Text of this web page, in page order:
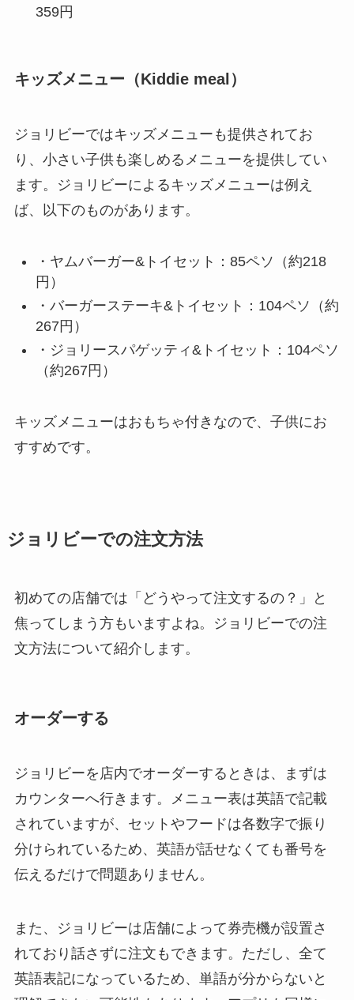
359円
キッズメニュー（Kiddie meal）
ジョリビーではキッズメニューも提供されてお
り、小さい子供も楽しめるメニューを提供してい
ます。ジョリビーによるキッズメニューは例え
ば、以下のものがあります。
・ヤムバーガー&トイセット：85ペソ（約218
円）
・バーガーステーキ&トイセット：104ペソ（約
267円）
・ジョリースパゲッティ&トイセット：104ペソ
（約267円）
キッズメニューはおもちゃ付きなので、子供にお
すすめです。
ジョリビーでの注文方法
初めての店舗では「どうやって注文するの？」と
焦ってしまう方もいますよね。ジョリビーでの注
文方法について紹介します。
オーダーする
ジョリビーを店内でオーダーするときは、まずは
カウンターへ行きます。メニュー表は英語で記載
されていますが、セットやフードは各数字で振り
分けられているため、英語が話せなくても番号を
伝えるだけで問題ありません。
また、ジョリビーは店舗によって券売機が設置さ
れており話さずに注文もできます。ただし、全て
英語表記になっているため、単語が分からないと